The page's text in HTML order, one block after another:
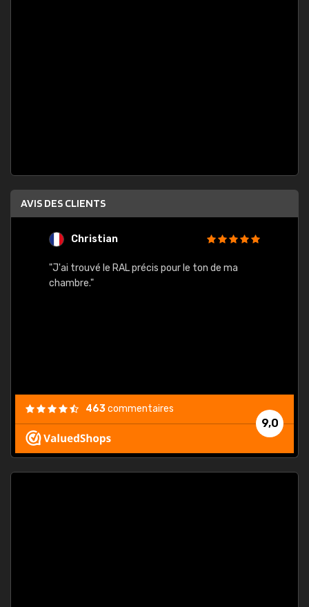
AVIS DES CLIENTS
Christian
"J'ai trouvé le RAL précis pour le ton de ma
chambre."
9,0
463commentaires